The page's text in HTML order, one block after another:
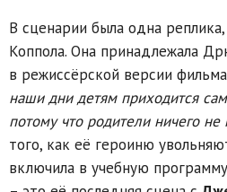
В сценарии была одна
Коппола. Она принадлежала
в режиссёрской версии
наши дни детям приходится
потому что родители ничего
того, как её героиню
включила в учебную